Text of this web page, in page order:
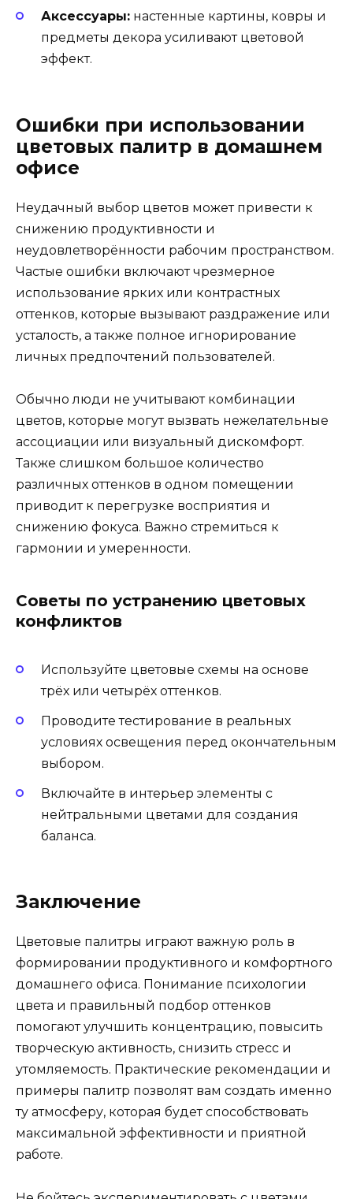
Аксессуары: настенные картины, ковры и
предметы декора усиливают цветовой
эффект.
Ошибки при использовании
цветовых палитр в домашнем
офисе
Неудачный выбор цветов может привести к
снижению продуктивности и
неудовлетворённости рабочим пространством.
Частые ошибки включают чрезмерное
использование ярких или контрастных
оттенков, которые вызывают раздражение или
усталость, а также полное игнорирование
личных предпочтений пользователей.
Обычно люди не учитывают комбинации
цветов, которые могут вызвать нежелательные
ассоциации или визуальный дискомфорт.
Также слишком большое количество
различных оттенков в одном помещении
приводит к перегрузке восприятия и
снижению фокуса. Важно стремиться к
гармонии и умеренности.
Советы по устранению цветовых
конфликтов
Используйте цветовые схемы на основе
трёх или четырёх оттенков.
Проводите тестирование в реальных
условиях освещения перед окончательным
выбором.
Включайте в интерьер элементы с
нейтральными цветами для создания
баланса.
Заключение
Цветовые палитры играют важную роль в
формировании продуктивного и комфортного
домашнего офиса. Понимание психологии
цвета и правильный подбор оттенков
помогают улучшить концентрацию, повысить
творческую активность, снизить стресс и
утомляемость. Практические рекомендации и
примеры палитр позволят вам создать именно
ту атмосферу, которая будет способствовать
максимальной эффективности и приятной
работе.